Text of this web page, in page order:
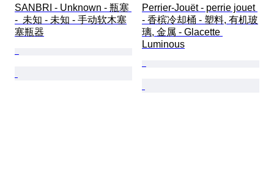
SANBRI - Unknown - 瓶塞
-  未知 - 未知 - 手动软木塞
塞瓶器
Perrier-Jouët - perrie jouet
- 香槟冷却桶 - 塑料, 有机玻
璃, 金属 - Glacette
Luminous